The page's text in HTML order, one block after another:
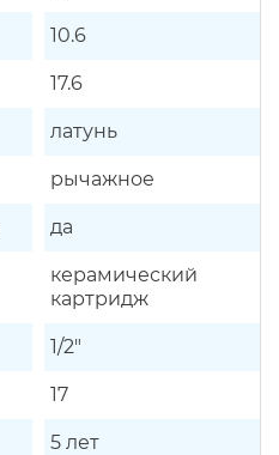
10.6
17.6
латунь
рычажное
да
керамический
картридж
1/2"
17
5 лет